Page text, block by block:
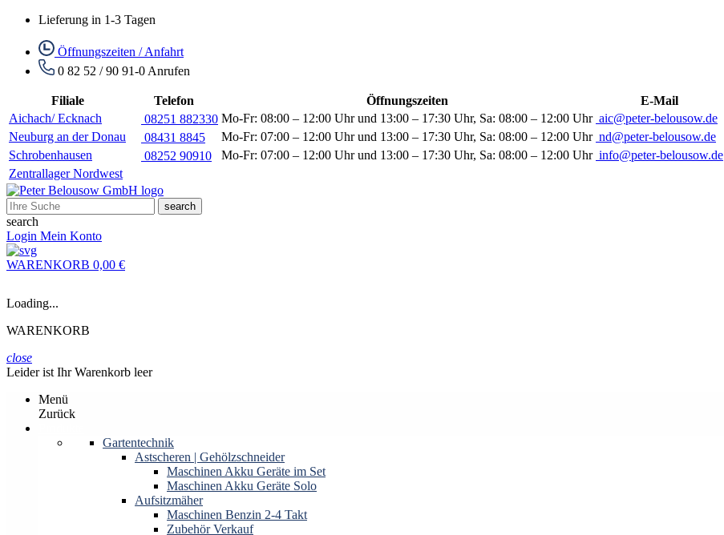
Lieferung in 1-3 Tagen
Öffnungszeiten / Anfahrt
0 82 52 / 90 91-0 Anrufen
Filiale Telefon Öffnungszeiten E-Mail
Aichach/ Ecknach
08251 882330 Mo-Fr: 08:00 – 12:00 Uhr und 13:00 – 17:30 Uhr, Sa: 08:00 – 12:00 Uhr aic@peter-belousow.de
Neuburg an der Donau
08431 8845 Mo-Fr: 07:00 – 12:00 Uhr und 13:00 – 17:30 Uhr, Sa: 08:00 – 12:00 Uhr nd@peter-belousow.de
Schrobenhausen
08252 90910 Mo-Fr: 07:00 – 12:00 Uhr und 13:00 – 17:30 Uhr, Sa: 08:00 – 12:00 Uhr info@peter-belousow.de
Zentrallager Nordwest
search
search
Login Mein Konto
WARENKORB 0,00 €
Loading...
WARENKORB
close
Leider ist Ihr Warenkorb leer
Menü
Zurück
Gartentechnik
Astscheren | Gehölzschneider
Maschinen Akku Geräte im Set
Maschinen Akku Geräte Solo
Aufsitzmäher
Maschinen Benzin 2-4 Takt
Zubehör Verkauf